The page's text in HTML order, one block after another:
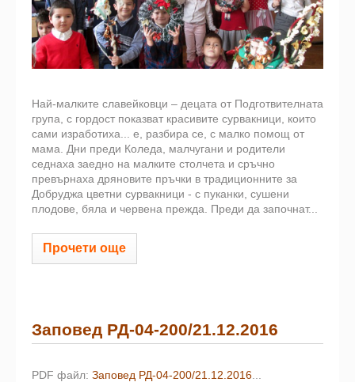
Най-малките славейковци – децата от Подготвителната
група, с гордост показват красивите сурвакници, които
сами изработиха... е, разбира се, с малко помощ от
мама. Дни преди Коледа, малчугани и родители
седнаха заедно на малките столчета и сръчно
превърнаха дряновите пръчки в традиционните за
Добруджа цветни сурвакници - с пуканки, сушени
плодове, бяла и червена прежда. Преди да започнат...
Прочети още
Заповед РД-04-200/21.12.2016
PDF файл: Заповед РД-04-200/21.12.2016